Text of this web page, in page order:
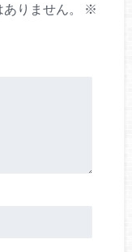
りません。
※